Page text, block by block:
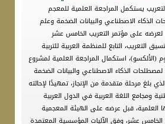
يستكمل المراجعة العلمية للمعجم
الذكاء الاصطناعي والبيانات الضخمة وعلم
لعرضه على مؤتمر التعريب الخامس عشر
التعريب، التابع للمنظمة العربية للتربية
(الألكسو)، استكمال المراجعة العلمية لمشروع
الذكاء الاصطناعي والبيانات الضخمة
بلغ مرحلة متقدمة من الإنجاز، تمهيدًا لإحالته
ومجامع اللغة العربية في الدول العربية
العلمية، قبل عرضه على الهيئة المعجمية
الخامس عشر، وفق الآليات المؤسسية المعتمدة